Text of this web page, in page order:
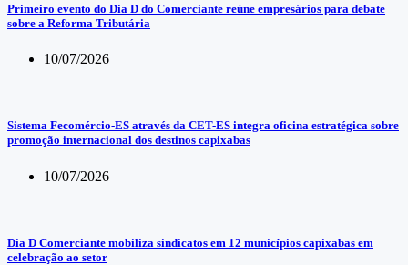
Primeiro evento do Dia D do Comerciante reúne empresários para debate
sobre a Reforma Tributária
10/07/2026
Sistema Fecomércio-ES através da CET-ES integra oficina estratégica sobre
promoção internacional dos destinos capixabas
10/07/2026
Dia D Comerciante mobiliza sindicatos em 12 municípios capixabas em
celebração ao setor